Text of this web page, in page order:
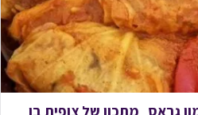
גראס_מתכון של צופית בן